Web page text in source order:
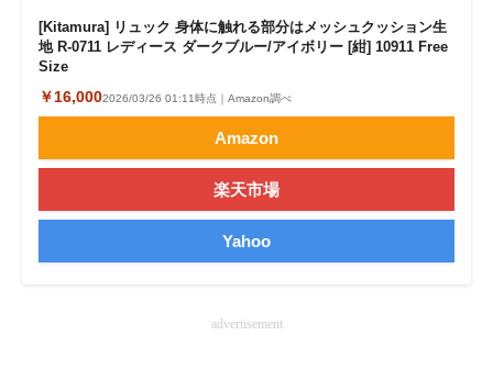
[Kitamura] リュック 身体に触れる部分はメッシュクッション生
地 R-0711 レディース ダークブルー/アイボリー [紺] 10911 Free
Size
￥16,0002026/03/26 01:11時点｜Amazon調べ
Amazon
楽天市場
Yahoo
advertisement